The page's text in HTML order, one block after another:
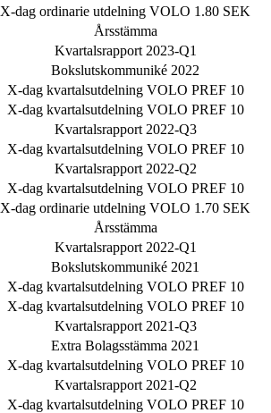
X-dag ordinarie utdelning VOLO 1.80 SEK
Årsstämma
Kvartalsrapport 2023-Q1
Bokslutskommuniké 2022
X-dag kvartalsutdelning VOLO PREF 10
X-dag kvartalsutdelning VOLO PREF 10
Kvartalsrapport 2022-Q3
X-dag kvartalsutdelning VOLO PREF 10
Kvartalsrapport 2022-Q2
X-dag kvartalsutdelning VOLO PREF 10
X-dag ordinarie utdelning VOLO 1.70 SEK
Årsstämma
Kvartalsrapport 2022-Q1
Bokslutskommuniké 2021
X-dag kvartalsutdelning VOLO PREF 10
X-dag kvartalsutdelning VOLO PREF 10
Kvartalsrapport 2021-Q3
Extra Bolagsstämma 2021
X-dag kvartalsutdelning VOLO PREF 10
Kvartalsrapport 2021-Q2
X-dag kvartalsutdelning VOLO PREF 10